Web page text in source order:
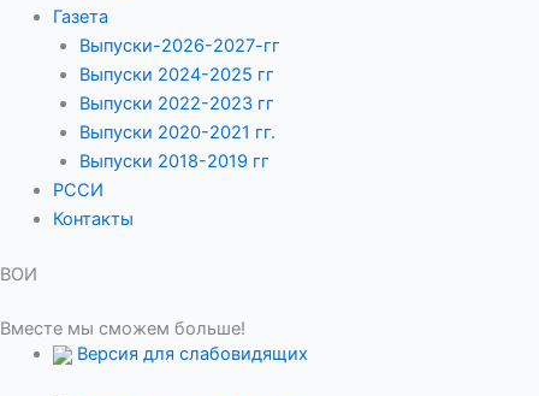
Газета
Выпуски-2026-2027-гг
Выпуски 2024-2025 гг
Выпуски 2022-2023 гг
Выпуски 2020-2021 гг.
Выпуски 2018-2019 гг
РССИ
Контакты
ВОИ
Вместе мы сможем больше!
Версия для слабовидящих